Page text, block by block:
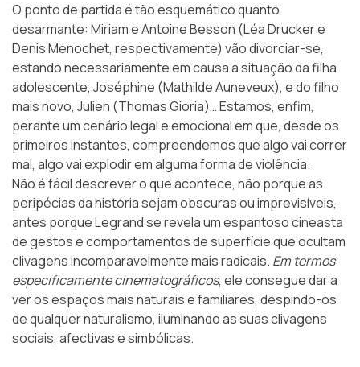
O ponto de partida é tão esquemático quanto
desarmante: Miriam e Antoine Besson (Léa Drucker e
Denis Ménochet, respectivamente) vão divorciar-se,
estando necessariamente em causa a situação da filha
adolescente, Joséphine (Mathilde Auneveux), e do filho
mais novo, Julien (Thomas Gioria)… Estamos, enfim,
perante um cenário legal e emocional em que, desde os
primeiros instantes, compreendemos que algo vai correr
mal, algo vai explodir em alguma forma de violência.
Não é fácil descrever o que acontece, não porque as
peripécias da história sejam obscuras ou imprevisíveis,
antes porque Legrand se revela um espantoso cineasta
de gestos e comportamentos de superfície que ocultam
clivagens incomparavelmente mais radicais. Em termos
especificamente cinematográficos, ele consegue dar a
ver os espaços mais naturais e familiares, despindo-os
de qualquer naturalismo, iluminando as suas clivagens
sociais, afectivas e simbólicas.